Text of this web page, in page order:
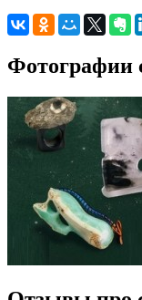
Фотографии